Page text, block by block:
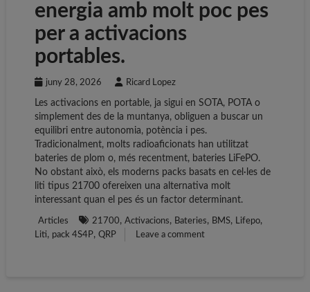
energia amb molt poc pes
per a activacions
portables.
juny 28, 2026 Ricard Lopez
Les activacions en portable, ja sigui en SOTA, POTA o
simplement des de la muntanya, obliguen a buscar un
equilibri entre autonomia, potència i pes.
Tradicionalment, molts radioaficionats han utilitzat
bateries de plom o, més recentment, bateries LiFePO.
No obstant això, els moderns packs basats en cel·les de
liti tipus 21700 ofereixen una alternativa molt
interessant quan el pes és un factor determinant.
Articles 21700, Activacions, Bateries, BMS, Lifepo,
Liti, pack 4S4P, QRP Leave a comment